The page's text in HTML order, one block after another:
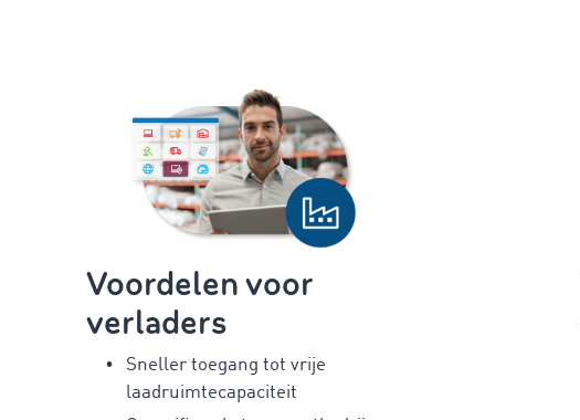
Voordelen voor
verladers
Sneller toegang tot vrije
laadruimtecapaciteit